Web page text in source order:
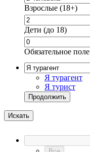
Взрослые (18+)
Дети (до 18)
Обязательное поле
Я турагент
Я турист
Продолжить
Искать